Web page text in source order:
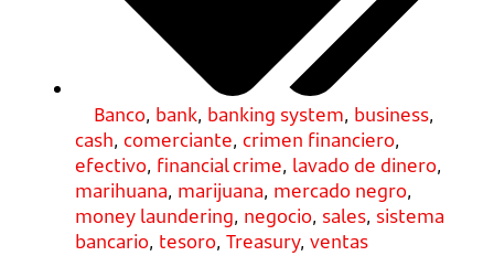
Banco, bank, banking system, business,
cash, comerciante, crimen financiero,
efectivo, financial crime, lavado de dinero,
marihuana, marijuana, mercado negro,
money laundering, negocio, sales, sistema
bancario, tesoro, Treasury, ventas